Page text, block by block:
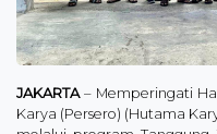
JAKARTA– Memperingati
Karya (Persero) (Hutama